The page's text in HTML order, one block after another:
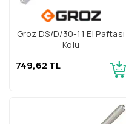
Groz DS/D/30-11 El Paftası
Kolu
749,62 TL